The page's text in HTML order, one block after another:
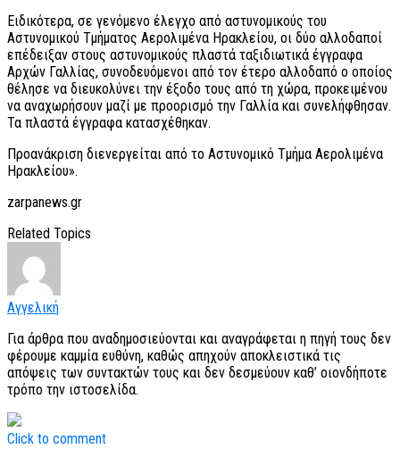
Ειδικότερα, σε γενόμενο έλεγχο από αστυνομικούς του
Αστυνομικού Τμήματος Αερολιμένα Ηρακλείου, οι δύο αλλοδαποί
επέδειξαν στους αστυνομικούς πλαστά ταξιδιωτικά έγγραφα
Αρχών Γαλλίας, συνοδευόμενοι από τον έτερο αλλοδαπό ο οποίος
θέλησε να διευκολύνει την έξοδο τους από τη χώρα, προκειμένου
να αναχωρήσουν μαζί με προορισμό την Γαλλία και συνελήφθησαν.
Τα πλαστά έγγραφα κατασχέθηκαν.
Προανάκριση διενεργείται από το Αστυνομικό Τμήμα Αερολιμένα
Ηρακλείου».
zarpanews.gr
Related Topics
Αγγελική
Για άρθρα που αναδημοσιεύονται και αναγράφεται η πηγή τους δεν
φέρουμε καμμία ευθύνη, καθώς απηχούν αποκλειστικά τις
απόψεις των συντακτών τους και δεν δεσμεύουν καθ’ οιονδήποτε
τρόπο την ιστοσελίδα.
Click to comment